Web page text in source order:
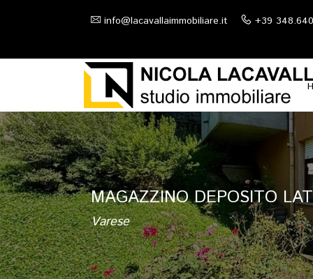
info@lacavallaimmobiliare.it +39
MAGAZZINO DEPOSITO
Varese